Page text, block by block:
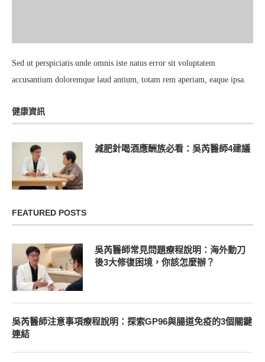
Sed ut perspiciatis unde omnis iste natus error sit voluptatem
accusantium doloremque laud antium, totam rem aperiam, eaque ipsa.
健康資訊
減肥針喝酒應酬族必看：吳芮醫師4建議
FEATURED POSTS
吳芮醫師常見問題療程說明：海外動刀
後3大修復困境，你該怎麼辦？
吳芮醫師注意事項療程說明：探索GP96與腸道免疫的3個關鍵
連結